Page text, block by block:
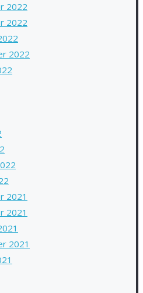
2022
2022
2022
2021
2021
2021